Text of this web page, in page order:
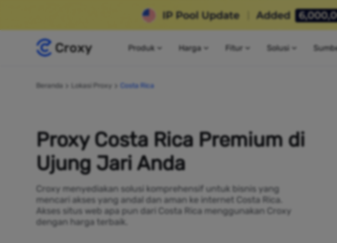
Produk Harga Fitur Solusi
Beranda Lokasi Proxy Costa Rica
Proxy Costa Rica Premium di
Ujung Jari Anda
Croxy menyediakan solusi komprehensif untuk bisnis yang
mencari akses yang andal dan aman ke internet Costa Rica.
Akses situs web apa pun dari Costa Rica menggunakan Croxy
dengan harga terbaik.